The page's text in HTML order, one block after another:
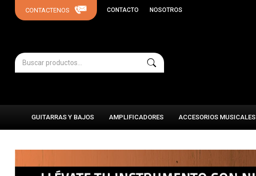
GUITARRAS Y BAJOS AMPLIFICADORES ACCESORIOS MUSICALES
CONTACTO NOSOTROS